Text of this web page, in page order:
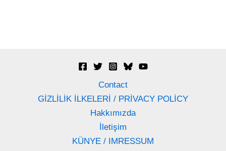
Contact
GİZLİLİK İLKELERİ / PRİVACY POLİCY
Hakkımızda
İletişim
KÜNYE / IMRESSUM